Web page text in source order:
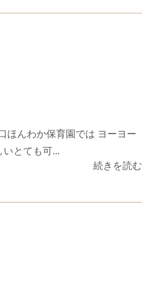
ほんわか保育園では ヨーヨー
とても可...
続きを読む